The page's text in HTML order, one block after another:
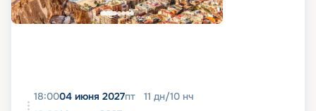
18:0004 июня 2027пт 11 дн/10 нч